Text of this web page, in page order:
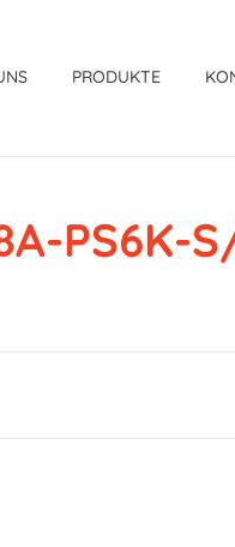
PRODUKTE
PS6K-